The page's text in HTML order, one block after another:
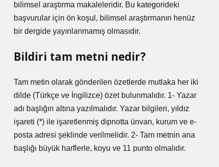
bilimsel araştırma makaleleridir. Bu kategorideki
başvurular için ön koşul, bilimsel araştırmanın henüz
bir dergide yayınlanmamış olmasıdır.
Bildiri tam metni nedir?
Tam metin olarak gönderilen özetlerde mutlaka her iki
dilde (Türkçe ve İngilizce) özet bulunmalıdır. 1- Yazar
adı başlığın altına yazılmalıdır. Yazar bilgileri, yıldız
işareti (*) ile işaretlenmiş dipnotta ünvan, kurum ve e-
posta adresi şeklinde verilmelidir. 2- Tam metnin ana
başlığı büyük harflerle, koyu ve 11 punto olmalıdır.